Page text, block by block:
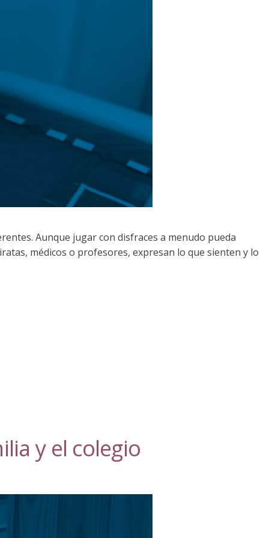
Aunque jugar con disfraces a menudo pueda
médicos o profesores, expresan lo que sienten y lo
y el colegio